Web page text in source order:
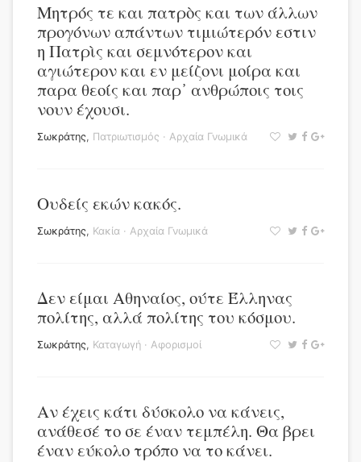
Μητρός τε και πατρὸς και των άλλων
προγόνων απάντων τιμιώτερόν εστιν
η Πατρὶς και σεμνότερον και
αγιώτερον και εν μείζονι μοίρα και
παρα θεοίς και παρ᾿ ανθρώποις τοις
νουν έχουσι.
Σωκράτης, Πατριωτισμός · Αρχαία Γνωμικά
Ουδείς εκών κακός.
Σωκράτης, Κακία · Αρχαία Γνωμικά
Δεν είμαι Αθηναίος, ούτε Έλληνας
πολίτης, αλλά πολίτης του κόσμου.
Σωκράτης, Καταγωγή · Αφορισμοί
Αν έχεις κάτι δύσκολο να κάνεις,
ανάθεσέ το σε έναν τεμπέλη. Θα βρει
έναν εύκολο τρόπο να το κάνει.